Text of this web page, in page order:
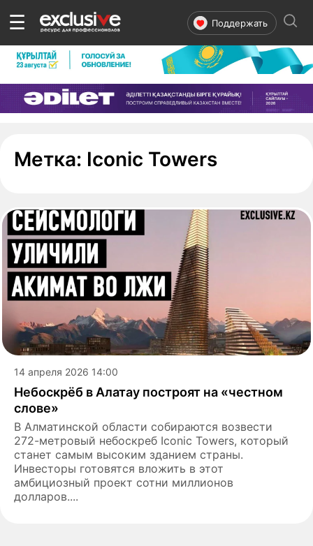
☰ Поддержать
Метка: Iconic Towers-
14 апреля 2026 14:00
Небоскрёб в Алатау построят на «честном
слове»
В Алматинской области собираются возвести
272-метровый небоскреб Iconic Towers, который
станет самым высоким зданием страны.
Инвесторы готовятся вложить в этот
амбициозный проект сотни миллионов
долларов....